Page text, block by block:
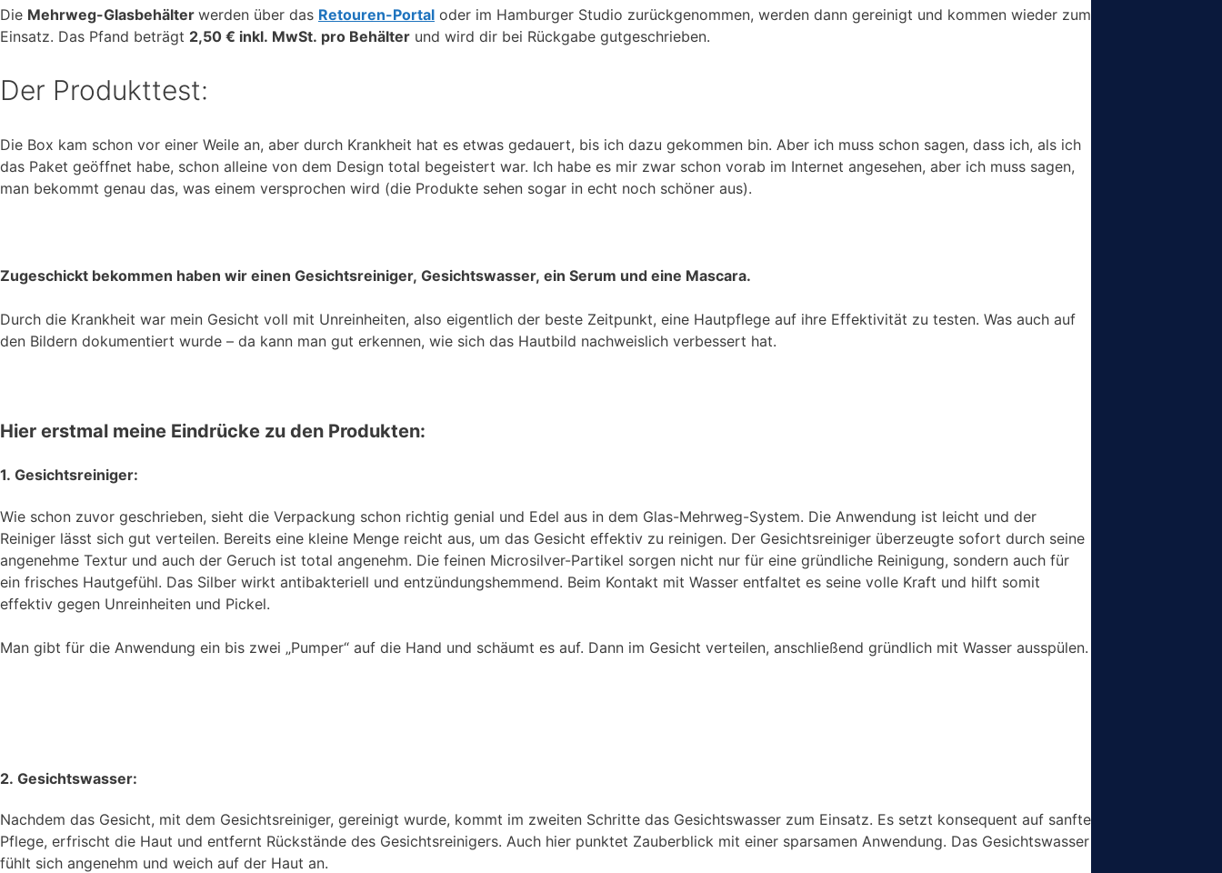
Die Mehrweg-Glasbehälter werden über das Retouren-Portal oder im Hamburger Studio zurückgenommen, werden dann gereinigt und kommen wieder zum
Einsatz. Das Pfand beträgt 2,50 € inkl. MwSt. pro Behälter und wird dir bei Rückgabe gutgeschrieben.
Der Produkttest:
Die Box kam schon vor einer Weile an, aber durch Krankheit hat es etwas gedauert, bis ich dazu gekommen bin. Aber ich muss schon sagen, dass ich, als ich
das Paket geöffnet habe, schon alleine von dem Design total begeistert war. Ich habe es mir zwar schon vorab im Internet angesehen, aber ich muss sagen,
man bekommt genau das, was einem versprochen wird (die Produkte sehen sogar in echt noch schöner aus).
Zugeschickt bekommen haben wir einen Gesichtsreiniger, Gesichtswasser, ein Serum und eine Mascara.
Durch die Krankheit war mein Gesicht voll mit Unreinheiten, also eigentlich der beste Zeitpunkt, eine Hautpflege auf ihre Effektivität zu testen. Was auch auf
den Bildern dokumentiert wurde – da kann man gut erkennen, wie sich das Hautbild nachweislich verbessert hat.
Hier erstmal meine Eindrücke zu den Produkten:
1. Gesichtsreiniger:
Wie schon zuvor geschrieben, sieht die Verpackung schon richtig genial und Edel aus in dem Glas-Mehrweg-System. Die Anwendung ist leicht und der
Reiniger lässt sich gut verteilen. Bereits eine kleine Menge reicht aus, um das Gesicht effektiv zu reinigen. Der Gesichtsreiniger überzeugte sofort durch seine
angenehme Textur und auch der Geruch ist total angenehm. Die feinen Microsilver-Partikel sorgen nicht nur für eine gründliche Reinigung, sondern auch für
ein frisches Hautgefühl. Das Silber wirkt antibakteriell und entzündungshemmend. Beim Kontakt mit Wasser entfaltet es seine volle Kraft und hilft somit
effektiv gegen Unreinheiten und Pickel.
Man gibt für die Anwendung ein bis zwei „Pumper“ auf die Hand und schäumt es auf. Dann im Gesicht verteilen, anschließend gründlich mit Wasser ausspülen.
2. Gesichtswasser:
Nachdem das Gesicht, mit dem Gesichtsreiniger, gereinigt wurde, kommt im zweiten Schritte das Gesichtswasser zum Einsatz. Es setzt konsequent auf sanfte
Pflege, erfrischt die Haut und entfernt Rückstände des Gesichtsreinigers. Auch hier punktet Zauberblick mit einer sparsamen Anwendung. Das Gesichtswasser
fühlt sich angenehm und weich auf der Haut an.